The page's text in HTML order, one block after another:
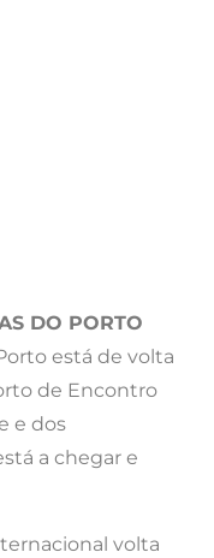
DO PORTO
está de volta
de Encontro
e dos
a chegar e
volta